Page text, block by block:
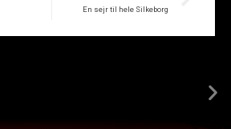
En sejr til hele Silkeborg